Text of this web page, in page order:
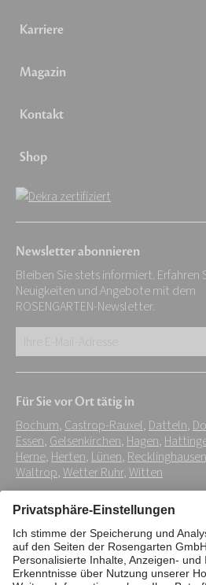
Karriere
Magazin
Kontakt
Shop
Newsletter abonnieren
Bleiben Sie stets informiert. Erfahren
Neuigkeiten und Angebote mit dem
ROSENGARTEN-Newsletter.
Adresse:
*
Für Sie vor Ort tätig in
Bochum,Castrop-Rauxel,Datteln,
Essen,Gelsenkirchen,Hagen,
Herne,Herten,Lünen,Recklinghausen
Waltrop,Wetter Ruhr,Witten
Impressum Datenschutz
Interne Meldestelle